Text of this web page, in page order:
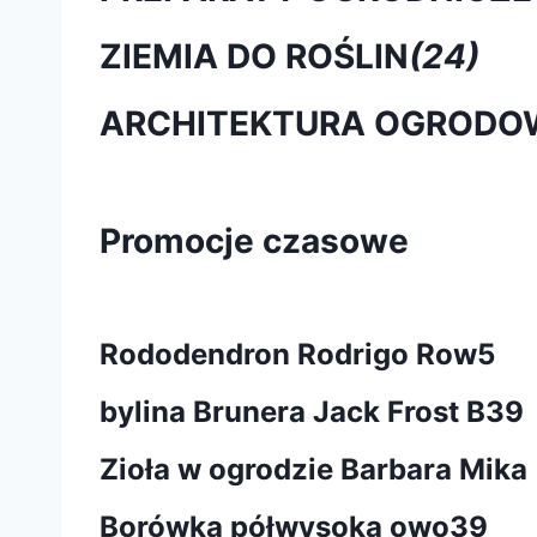
ZIEMIA DO ROŚLIN(24)
ARCHITEKTURA
Promocje czasowe
Rododendron Rodrigo Row5
bylina Brunera Jack Frost B39
Zioła w ogrodzie Barbara Mika
Borówka półwysoka owo39